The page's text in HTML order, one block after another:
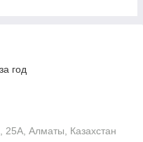
год
25А, Алматы, Казахстан